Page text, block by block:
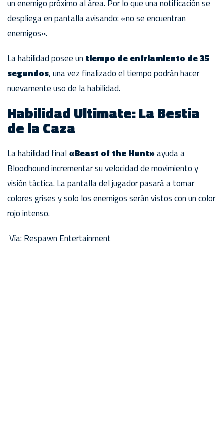
un enemigo próximo al área. Por lo que una notificación se
despliega en pantalla avisando: «no se encuentran
enemigos».
La habilidad posee un tiempo de enfriamiento de 35
segundos, una vez finalizado el tiempo podrán hacer
nuevamente uso de la habilidad.
Habilidad Ultimate: La Bestia
de la Caza
La habilidad final «Beast of the Hunt»ayuda a
Bloodhound incrementar su velocidad de movimiento y
visión táctica. La pantalla del jugador pasará a tomar
colores grises y solo los enemigos serán vistos con un color
rojo intenso.
Vía: Respawn Entertainment